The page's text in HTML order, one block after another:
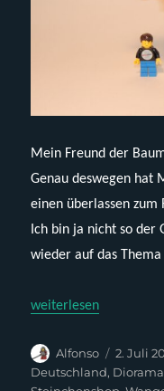
Mein Freund der
Genau deswegen hat
einen überlassen zum
Ich bin ja nicht so der
wieder auf das
„Steinchenshop ST-
weiterlesen
Autor
Alfonso
am
2. Juli
Deutschland, Diorama